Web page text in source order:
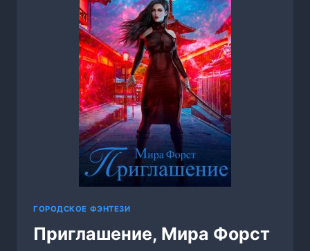
ГОРОДСКОЕ ФЭНТЕЗИ
Приглашение, Мира Форст